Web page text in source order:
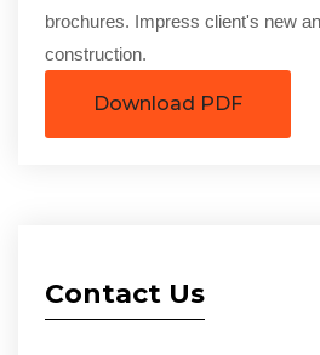
brochures. Impress client's new
construction.
Download PDF
Contact Us